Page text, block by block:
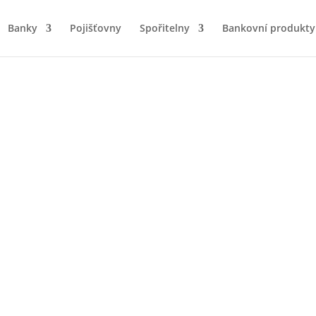
Banky Pojišťovny Spořitelny Bankovní produkty